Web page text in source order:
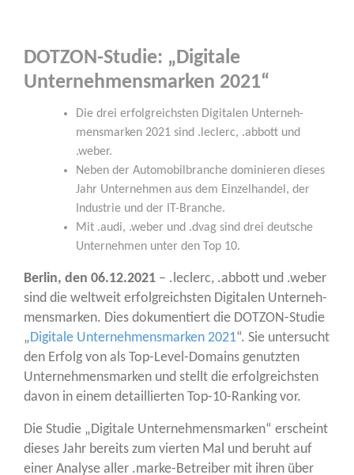
DOTZON-Studie: „Digitale
Unternehmensmarken 2021“
Die drei erfolg­reichs­ten Digi­ta­len Unter­neh­
mens­mar­ken 2021 sind .leclerc, .abbott und
.weber.
Neben der Auto­mo­bil­bran­che domi­nie­ren die­ses
Jahr Unter­neh­men aus dem Ein­zel­han­del, der
Indus­trie und der IT-Branche.
Mit .audi, .weber und .dvag sind drei deut­sche
Unter­neh­men unter den Top 10.
Ber­lin, den 06.12.2021 – .leclerc, .abbott und .weber
sind die welt­weit erfolg­reichs­ten Digi­ta­len Unter­neh­
mens­mar­ken. Dies doku­men­tiert die DOT­ZON-Stu­die
„Digi­ta­le Unter­neh­mens­mar­ken 2021“. Sie unter­sucht
den Erfolg von als Top-Level-Domains genutz­ten
Unter­neh­mens­mar­ken und stellt die erfolg­reichs­ten
davon in einem detail­lier­ten Top-10-Ran­king vor.
Die Stu­die „Digi­ta­le Unter­neh­mens­mar­ken“ erscheint
die­ses Jahr bereits zum vier­ten Mal und beruht auf
einer Ana­ly­se aller .mar­ke-Betrei­ber mit ihren über